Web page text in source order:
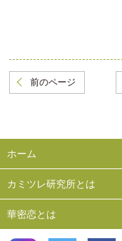
前のページ
ホーム
カミツレ研究所とは
華密恋とは